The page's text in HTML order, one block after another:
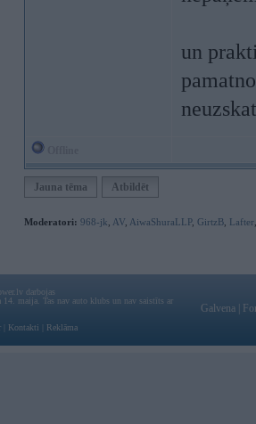
un
Jauna tēma Atbildēt
Moderatori: 968-jk AV AiwaShuraLLP, GirtzB Lafter
darbojas
14. maija. Tas nav auto klubs un nav saistīts ar
Kontakti Reklāma
Galvena